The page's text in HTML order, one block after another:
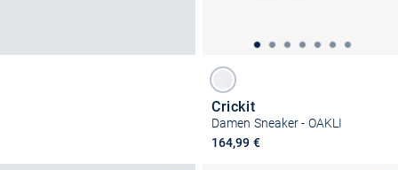
Crickit
Damen Sneaker - OAKLI
164,99 €